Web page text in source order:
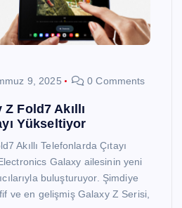
9, 2025 0 Comments
Fold7 Akıllı
Yükseltiyor
Akıllı Telefonlarda Çıtayı
Galaxy ailesinin yeni
buluşturuyor. Şimdiye
ve en gelişmiş Galaxy Z Serisi,